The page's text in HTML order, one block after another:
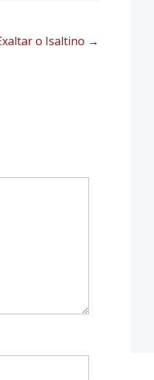
o Isaltino →